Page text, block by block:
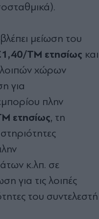
μείωση του
TM ετησίως και
λοιπών χώρων
για
πλην
ετησίως, τη
κ.λπ. σε
για τις λοιπές
του συντελεστή